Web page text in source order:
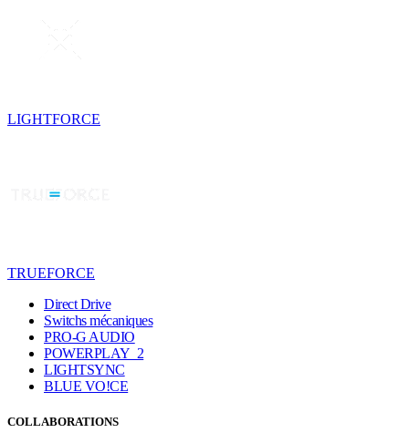
LIGHTFORCE
TRUEFORCE
Direct Drive
Switchs mécaniques
PRO-G AUDIO
POWERPLAY 2
LIGHTSYNC
BLUE VO!CE
COLLABORATIONS